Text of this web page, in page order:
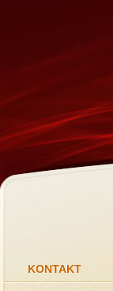
KONTAKT